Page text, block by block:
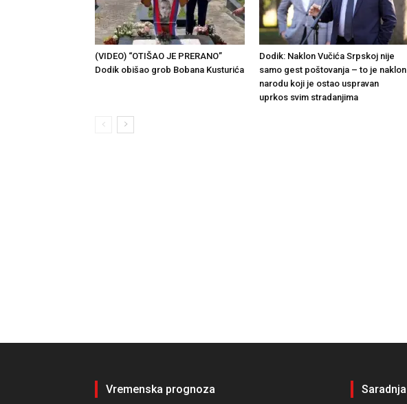
(VIDEO) “OTIŠAO JE PRERANO”
Dodik obišao grob Bobana Kusturića
Dodik: Naklon Vučića Srpskoj nije
samo gest poštovanja – to je naklon
narodu koji je ostao uspravan
uprkos svim stradanjima
Vremenska prognoza Saradnja